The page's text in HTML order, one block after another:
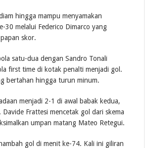
hingga mampu menyamakan
30 melalui Federico Dimarco yang
skor.
satu-dua dengan Sandro Tonali
first time di kotak penalti menjadi gol.
bertahan hingga turun minum.
menjadi 2-1 di awal babak kedua,
Frattesi mencetak gol dari skema
umpan matang Mateo Retegui.
gol di menit ke-74. Kali ini giliran